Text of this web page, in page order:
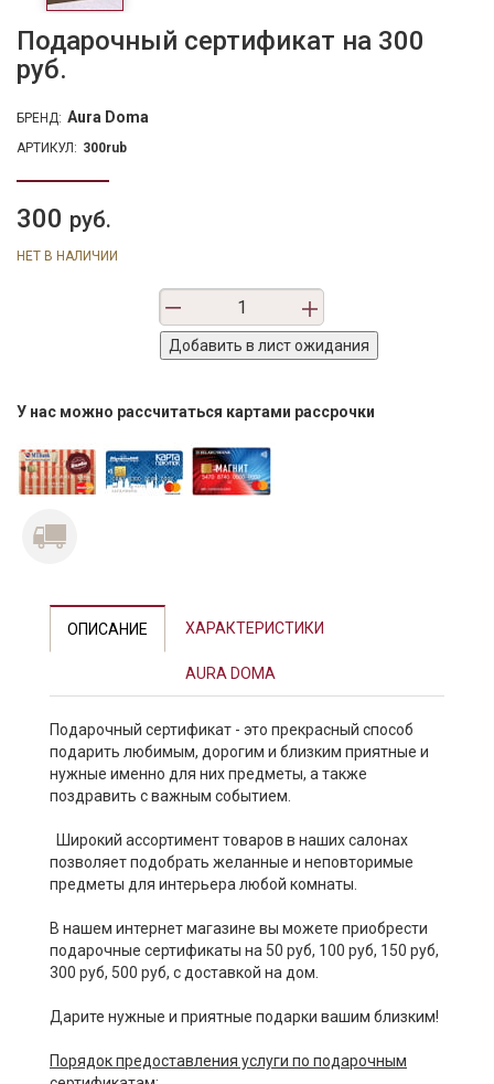
Подарочный сертификат на 300
руб.
БРЕНД: Aura Doma
АРТИКУЛ: 300rub
300 руб.
НЕТ В НАЛИЧИИ
У нас можно рассчитаться картами рассрочки
ОПИСАНИЕ ХАРАКТЕРИСТИКИ
AURA DOMA
Подарочный сертификат - это прекрасный способ
подарить любимым, дорогим и близким приятные и
нужные именно для них предметы, а также
поздравить с важным событием.
Широкий ассортимент товаров в наших салонах
позволяет подобрать желанные и неповторимые
предметы для интерьера любой комнаты.
В нашем интернет магазине вы можете приобрести
подарочные сертификаты на 50 руб, 100 руб, 150 руб,
300 руб, 500 руб, с доставкой на дом.
Дарите нужные и приятные подарки вашим близким!
Порядок предоставления услуги по подарочным